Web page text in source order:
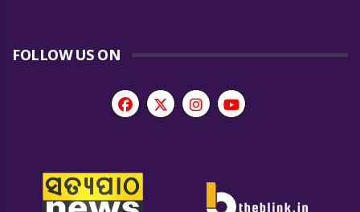
FOLLOW US ON